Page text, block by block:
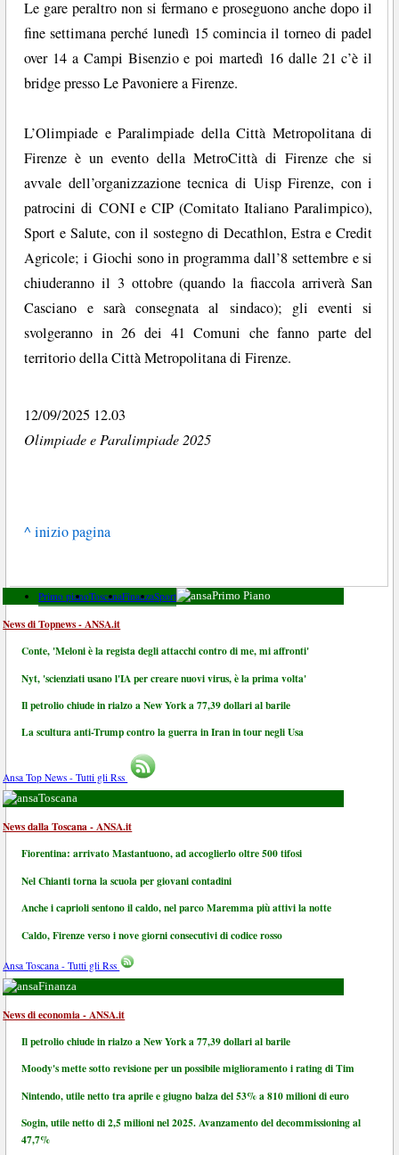
Le gare peraltro non si fermano e proseguono anche dopo il
fine settimana perché lunedì 15 comincia il torneo di padel
over 14 a Campi Bisenzio e poi martedì 16 dalle 21 c’è il
bridge presso Le Pavoniere a Firenze.
L’Olimpiade e Paralimpiade della Città Metropolitana di
Firenze è un evento della MetroCittà di Firenze che si
avvale dell’organizzazione tecnica di Uisp Firenze, con i
patrocini di CONI e CIP (Comitato Italiano Paralimpico),
Sport e Salute, con il sostegno di Decathlon, Estra e Credit
Agricole; i Giochi sono in programma dall’8 settembre e si
chiuderanno il 3 ottobre (quando la fiaccola arriverà San
Casciano e sarà consegnata al sindaco); gli eventi si
svolgeranno in 26 dei 41 Comuni che fanno parte del
territorio della Città Metropolitana di Firenze.
12/09/2025 12.03
Olimpiade e Paralimpiade 2025
^ inizio pagina
Primo pianoToscanaFinanzaSport Primo Piano
News di Topnews - ANSA.it
Conte, 'Meloni è la regista degli attacchi contro di me, mi affronti'
Nyt, 'scienziati usano l'IA per creare nuovi virus, è la prima volta'
Il petrolio chiude in rialzo a New York a 77,39 dollari al barile
La scultura anti-Trump contro la guerra in Iran in tour negli Usa
Ansa Top News - Tutti gli Rss
Toscana
News dalla Toscana - ANSA.it
Fiorentina: arrivato Mastantuono, ad accoglierlo oltre 500 tifosi
Nel Chianti torna la scuola per giovani contadini
Anche i caprioli sentono il caldo, nel parco Maremma più attivi la notte
Caldo, Firenze verso i nove giorni consecutivi di codice rosso
Ansa Toscana - Tutti gli Rss
Finanza
News di economia - ANSA.it
Il petrolio chiude in rialzo a New York a 77,39 dollari al barile
Moody's mette sotto revisione per un possibile miglioramento i rating di Tim
Nintendo, utile netto tra aprile e giugno balza del 53% a 810 milioni di euro
Sogin, utile netto di 2,5 milioni nel 2025. Avanzamento del decommissioning al
47,7%